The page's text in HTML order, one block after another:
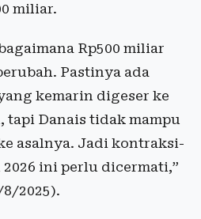
miliar.
Rp500 miliar
Pastinya ada
kemarin digeser ke
tapi Danais tidak mampu
asalnya. Jadi kontraksi-
ini perlu dicermati,”
2025).